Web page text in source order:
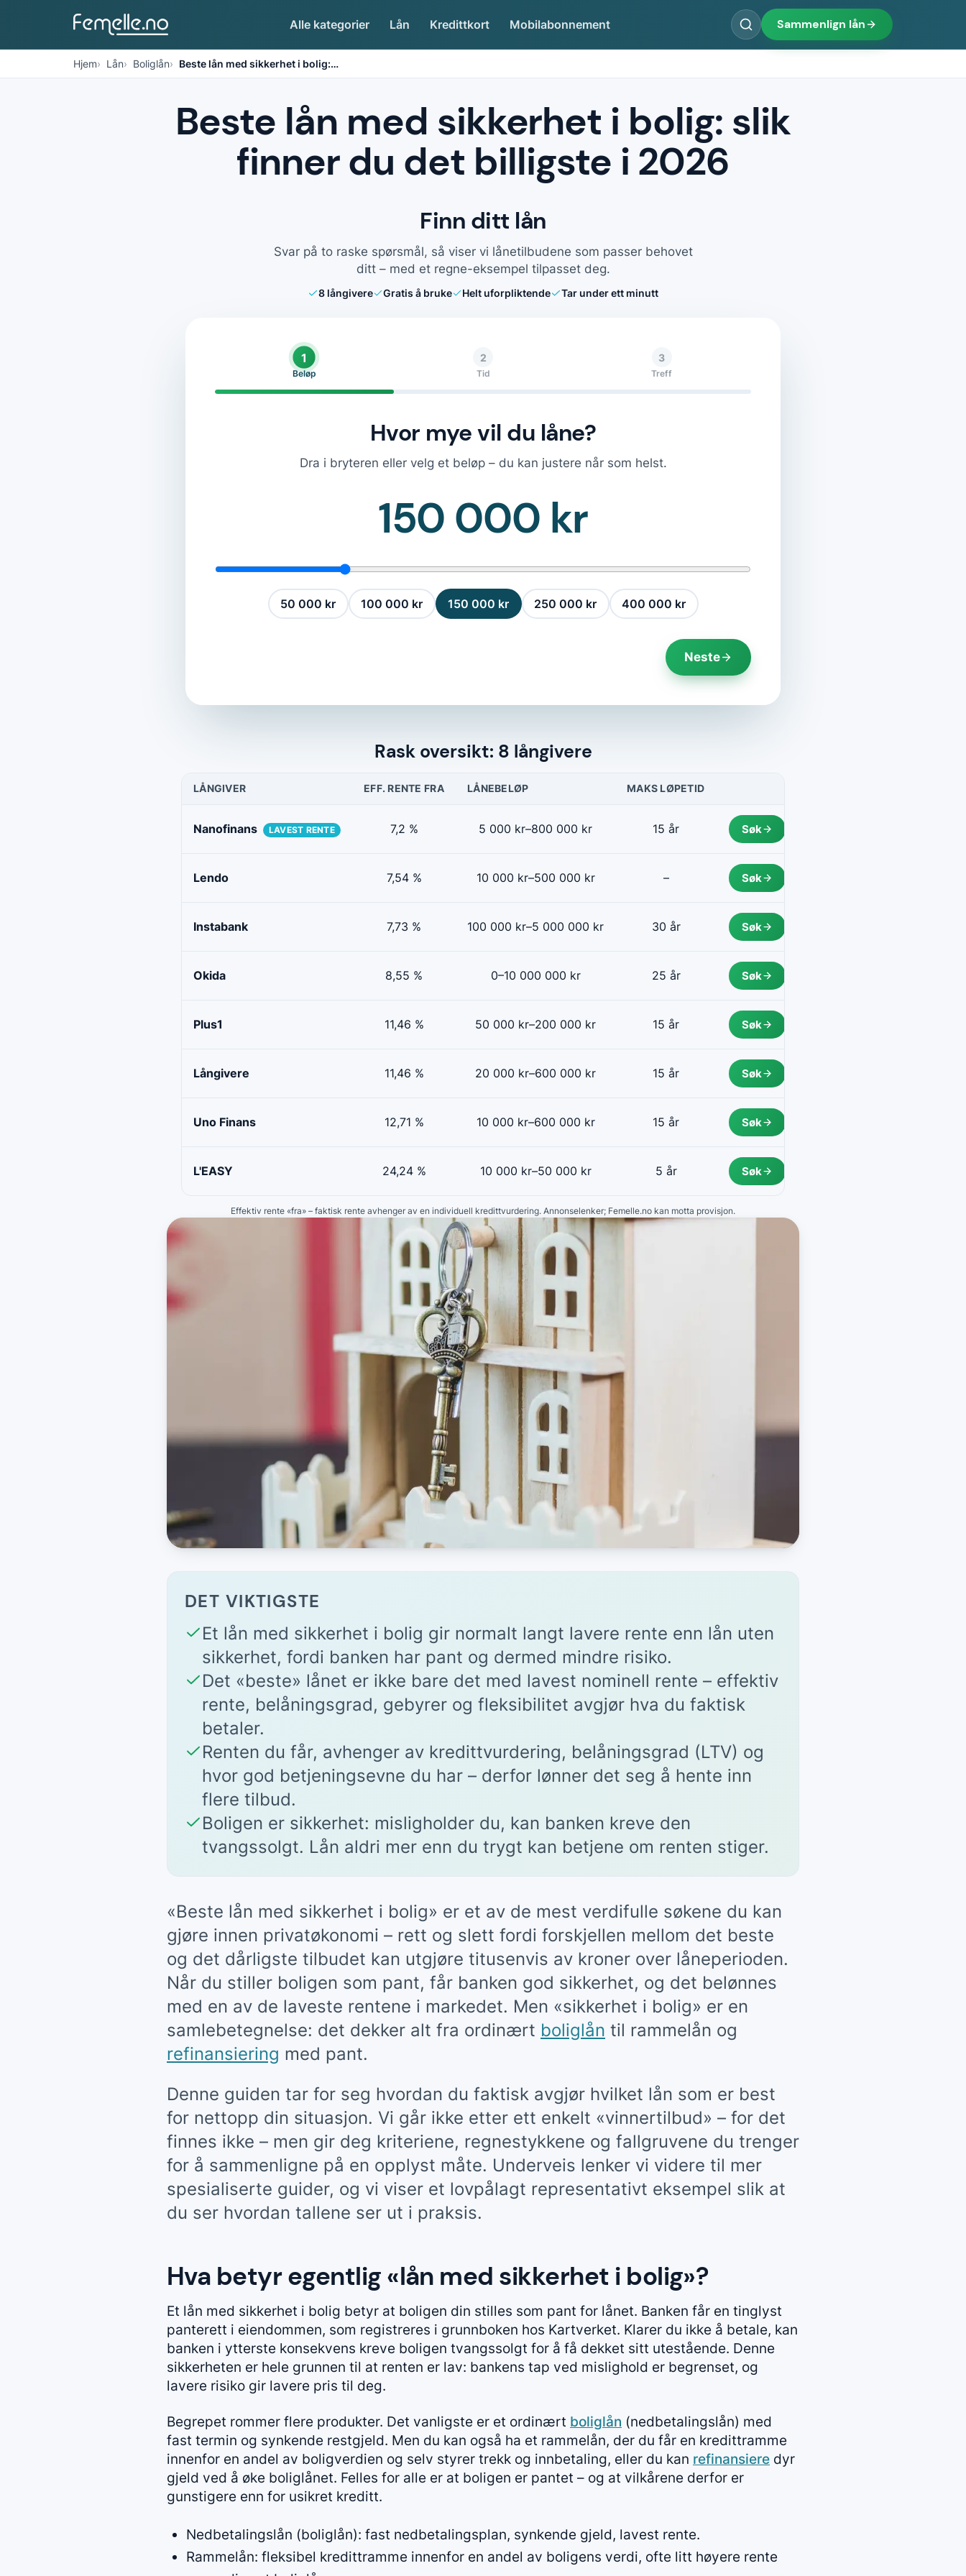
Alle kategorier Lån Kredittkort Mobilabonnement Sammenlign lån
Hjem Lån Boliglån Beste lån med sikkerhet i bolig:…
Beste lån med sikkerhet i bolig: slik
finner du det billigste i 2026
Finn ditt lån
Svar på to raske spørsmål, så viser vi lånetilbudene som passer behovet
ditt – med et regne-eksempel tilpasset deg.
8långivere Gratis å bruke Helt uforpliktende Tar under ett minutt
1
Beløp
2
Tid
3
Treff
Hvor mye vil du låne?
Dra i bryteren eller velg et beløp – du kan justere når som helst.
150 000 kr
50 000 kr 100 000 kr 150 000 kr 250 000 kr 400 000 kr
Neste
Rask oversikt: 8 långivere
LÅNGIVER EFF. RENTE FRA LÅNEBELØP MAKS LØPETID
Nanofinans LAVEST RENTE 7,2 % 5 000 kr–800 000 kr 15 år Søk
Lendo 7,54 % 10 000 kr–500 000 kr – Søk
Instabank 7,73 % 100 000 kr–5 000 000 kr 30 år Søk
Okida 8,55 % 0–10 000 000 kr 25 år Søk
Plus1 11,46 % 50 000 kr–200 000 kr 15 år Søk
Långivere 11,46 % 20 000 kr–600 000 kr 15 år Søk
Uno Finans 12,71 % 10 000 kr–600 000 kr 15 år Søk
L'EASY 24,24 % 10 000 kr–50 000 kr 5 år Søk
Effektiv rente «fra» – faktisk rente avhenger av en individuell kredittvurdering. Annonselenker; Femelle.no kan motta provisjon.
DET VIKTIGSTE
Et lån med sikkerhet i bolig gir normalt langt lavere rente enn lån uten
sikkerhet, fordi banken har pant og dermed mindre risiko.
Det «beste» lånet er ikke bare det med lavest nominell rente – effektiv
rente, belåningsgrad, gebyrer og fleksibilitet avgjør hva du faktisk
betaler.
Renten du får, avhenger av kredittvurdering, belåningsgrad (LTV) og
hvor god betjeningsevne du har – derfor lønner det seg å hente inn
flere tilbud.
Boligen er sikkerhet: misligholder du, kan banken kreve den
tvangssolgt. Lån aldri mer enn du trygt kan betjene om renten stiger.
«Beste lån med sikkerhet i bolig» er et av de mest verdifulle søkene du kan
gjøre innen privatøkonomi – rett og slett fordi forskjellen mellom det beste
og det dårligste tilbudet kan utgjøre titusenvis av kroner over låneperioden.
Når du stiller boligen som pant, får banken god sikkerhet, og det belønnes
med en av de laveste rentene i markedet. Men «sikkerhet i bolig» er en
samlebetegnelse: det dekker alt fra ordinært boliglån til rammelån og
refinansiering med pant.
Denne guiden tar for seg hvordan du faktisk avgjør hvilket lån som er best
for nettopp din situasjon. Vi går ikke etter ett enkelt «vinnertilbud» – for det
finnes ikke – men gir deg kriteriene, regnestykkene og fallgruvene du trenger
for å sammenligne på en opplyst måte. Underveis lenker vi videre til mer
spesialiserte guider, og vi viser et lovpålagt representativt eksempel slik at
du ser hvordan tallene ser ut i praksis.
Hva betyr egentlig «lån med sikkerhet i bolig»?
Et lån med sikkerhet i bolig betyr at boligen din stilles som pant for lånet. Banken får en tinglyst
panterett i eiendommen, som registreres i grunnboken hos Kartverket. Klarer du ikke å betale, kan
banken i ytterste konsekvens kreve boligen tvangssolgt for å få dekket sitt utestående. Denne
sikkerheten er hele grunnen til at renten er lav: bankens tap ved mislighold er begrenset, og
lavere risiko gir lavere pris til deg.
Begrepet rommer flere produkter. Det vanligste er et ordinært boliglån (nedbetalingslån) med
fast termin og synkende restgjeld. Men du kan også ha et rammelån, der du får en kredittramme
innenfor en andel av boligverdien og selv styrer trekk og innbetaling, eller du kan refinansiere dyr
gjeld ved å øke boliglånet. Felles for alle er at boligen er pantet – og at vilkårene derfor er
gunstigere enn for usikret kreditt.
Nedbetalingslån (boliglån): fast nedbetalingsplan, synkende gjeld, lavest rente.
Rammelån: fleksibel kredittramme innenfor en andel av boligens verdi, ofte litt høyere rente